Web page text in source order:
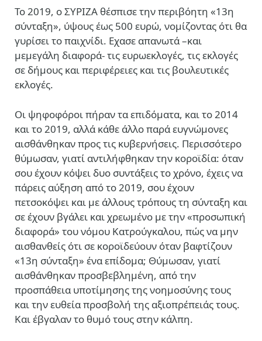
Το 2019, ο ΣΥΡΙΖΑ θέσπισε την περιβόητη «13η
σύνταξη», ύψους έως 500 ευρώ, νομίζοντας ότι θα
γυρίσει το παιχνίδι. Εχασε απανωτά –και
μεμεγάλη διαφορά- τις ευρωεκλογές, τις εκλογές
σε δήμους και περιφέρειες και τις βουλευτικές
εκλογές.
Οι ψηφοφόροι πήραν τα επιδόματα, και το 2014
και το 2019, αλλά κάθε άλλο παρά ευγνώμονες
αισθάνθηκαν προς τις κυβερνήσεις. Περισσότερο
θύμωσαν, γιατί αντιλήφθηκαν την κοροϊδία: όταν
σου έχουν κόψει δυο συντάξεις το χρόνο, έχεις να
πάρεις αύξηση από το 2019, σου έχουν
πετσοκόψει και με άλλους τρόπους τη σύνταξη και
σε έχουν βγάλει και χρεωμένο με την «προσωπική
διαφορά» του νόμου Κατρούγκαλου, πώς να μην
αισθανθείς ότι σε κοροϊδεύουν όταν βαφτίζουν
«13η σύνταξη» ένα επίδομα; Θύμωσαν, γιατί
αισθάνθηκαν προσβεβλημένη, από την
προσπάθεια υποτίμησης της νοημοσύνης τους
και την ευθεία προσβολή της αξιοπρέπειάς τους.
Και έβγαλαν το θυμό τους στην κάλπη.